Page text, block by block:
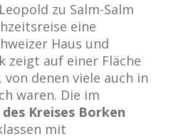
zu Salm-Salm
eine
Haus und
zeigt auf einer Fläche
denen viele auch in
waren. Die im
Kreises Borken
mit